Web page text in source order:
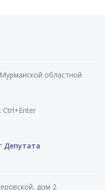
областной
Депутата
дом 2